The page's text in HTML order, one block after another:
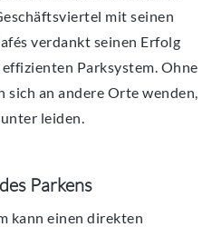
mit seinen
verdankt seinen Erfolg
Parksystem. Ohne
an andere Orte wenden,
leiden.
Parkens
kann einen direkten